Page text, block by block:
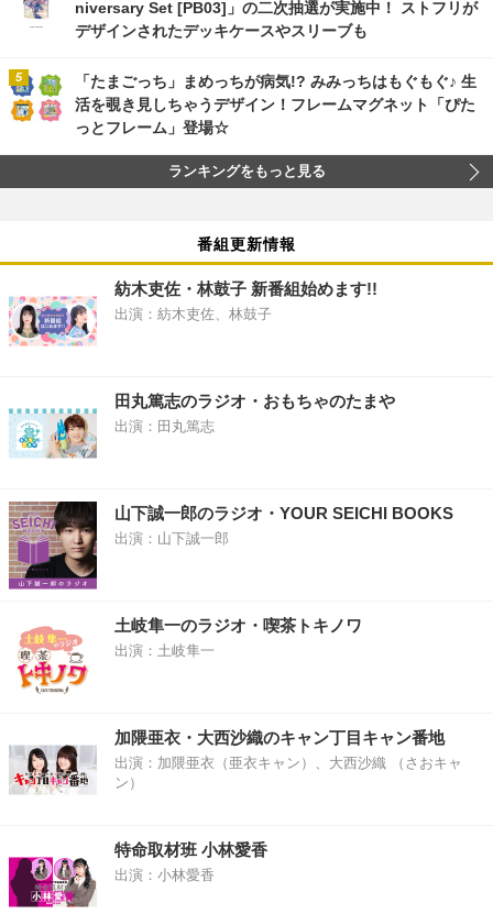
niversary Set [PB03]」の二次抽選が実施中！ ストフリが
デザインされたデッキケースやスリーブも
「たまごっち」まめっちが病気!? みみっちはもぐもぐ♪ 生
活を覗き見しちゃうデザイン！フレームマグネット「ぴた
っとフレーム」登場☆
ランキングをもっと見る
番組更新情報
紡木吏佐・林鼓子 新番組始めます!!
出演：紡木吏佐、林鼓子
田丸篤志のラジオ・おもちゃのたまや
出演：田丸篤志
山下誠一郎のラジオ・YOUR SEICHI BOOKS
出演：山下誠一郎
土岐隼一のラジオ・喫茶トキノワ
出演：土岐隼一
加隈亜衣・大西沙織のキャン丁目キャン番地
出演：加隈亜衣（亜衣キャン）、大西沙織 （さおキャ
ン）
特命取材班 小林愛香
出演：小林愛香